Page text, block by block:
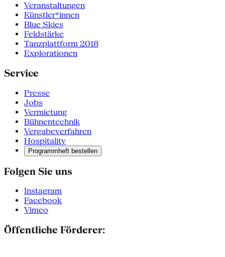
Veranstaltungen
Künstler*innen
Blue Skies
Feldstärke
Tanzplattform 2018
Explorationen
Service
Presse
Jobs
Vermietung
Bühnentechnik
Vergabeverfahren
Hospitality
Programmheft bestellen
Folgen Sie uns
Instagram
Facebook
Vimeo
Öffentliche Förderer: